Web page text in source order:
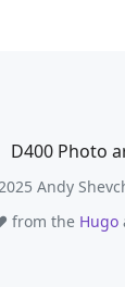
D400 Photo
Andy
from the Hugo